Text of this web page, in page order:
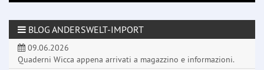
BLOG ANDERSWELT-IMPORT
09.06.2026
Quaderni Wicca appena arrivati a magazzino e informazioni.